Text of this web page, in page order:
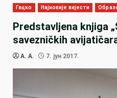
Гацко Најновије вијести
Predstavljena knjiga
savezničkih
A. A. 7. јун 2017.